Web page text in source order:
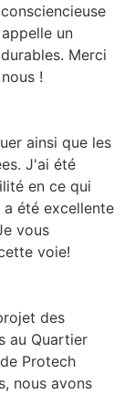
un
Merci
!
ainsi que les
J'ai été
en ce qui
été excellente
vous
voie!
des
au Quartier
Protech
nous avons